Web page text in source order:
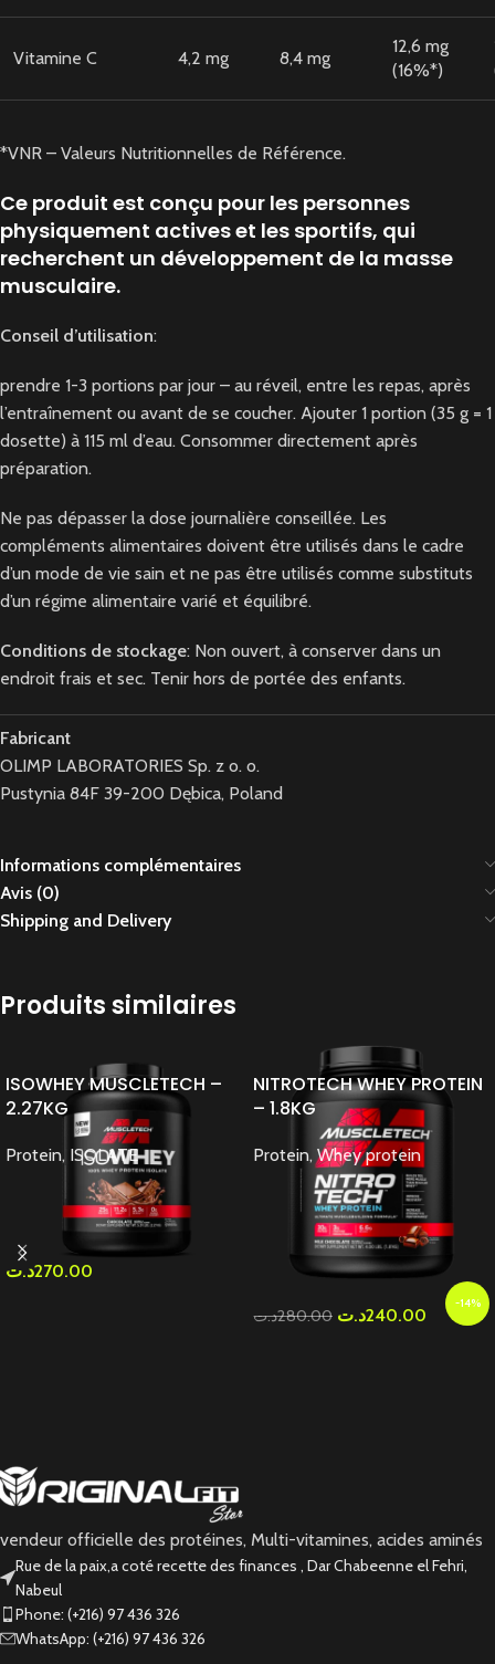
Vitamine C 4,2 mg 8,4 mg
12,6 mg
(16%*)
*VNR – Valeurs Nutritionnelles de Référence.
Ce produit est conçu pour les personnes
physiquement actives et les sportifs, qui
recherchent un développement de la masse
musculaire.
Conseil d’utilisation:
prendre 1-3 portions par jour – au réveil, entre les repas, après
l’entraînement ou avant de se coucher. Ajouter 1 portion (35 g = 1
dosette) à 115 ml d’eau. Consommer directement après
préparation.
Ne pas dépasser la dose journalière conseillée. Les
compléments alimentaires doivent être utilisés dans le cadre
d’un mode de vie sain et ne pas être utilisés comme substituts
d’un régime alimentaire varié et équilibré.
Conditions de stockage: Non ouvert, à conserver dans un
endroit frais et sec. Tenir hors de portée des enfants.
Fabricant
OLIMP LABORATORIES Sp. z o. o.
Pustynia 84F 39-200 Dębica, Poland
Informations complémentaires
Avis (0)
Shipping and Delivery
Produits similaires
ISOWHEY MUSCLETECH –
2.27KG
Protein, ISOLATE
270.00د.ت
-14%
NITROTECH WHEY PROTEIN
– 1.8KG
Protein, Whey protein
280.00د.ت 240.00د.ت
vendeur officielle des protéines, Multi-vitamines, acides aminés
Rue de la paix,a coté recette des finances , Dar Chabeenne el Fehri,
Nabeul
Phone: (+216) 97 436 326
WhatsApp: (+216) 97 436 326